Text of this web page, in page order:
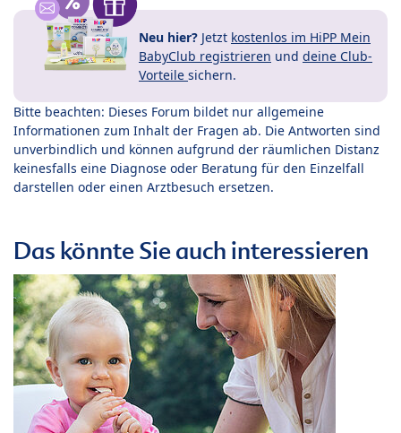
Neu hier? Jetzt kostenlos im HiPP Mein
BabyClub registrieren und deine Club-
Vorteile sichern.
Bitte beachten: Dieses Forum bildet nur allgemeine
Informationen zum Inhalt der Fragen ab. Die Antworten sind
unverbindlich und können aufgrund der räumlichen Distanz
keinesfalls eine Diagnose oder Beratung für den Einzelfall
darstellen oder einen Arztbesuch ersetzen.
Das könnte Sie auch interessieren